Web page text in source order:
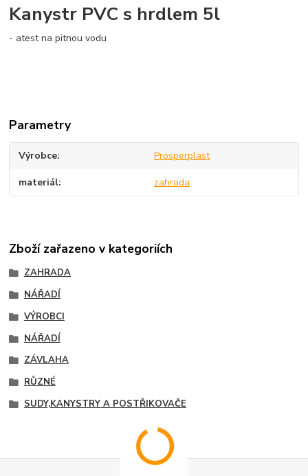
Kanystr PVC s hrdlem 5l
- atest na pitnou vodu
Parametry
Výrobce Prosperplast
materiál zahrada
Zboží zařazeno v kategoriích
ZAHRADA
NÁŘADÍ
VÝROBCI
NÁŘADÍ
ZÁVLAHA
RŮZNÉ
SUDY,KANYSTRY A POSTŘIKOVAČE